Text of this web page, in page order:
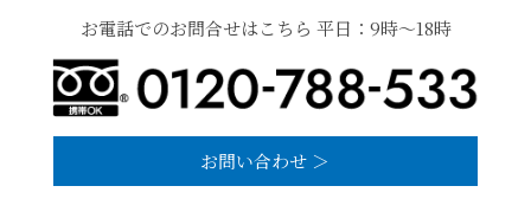
お電話でのお問合せはこちら 平日：9時～18時
お問い合わせ ＞